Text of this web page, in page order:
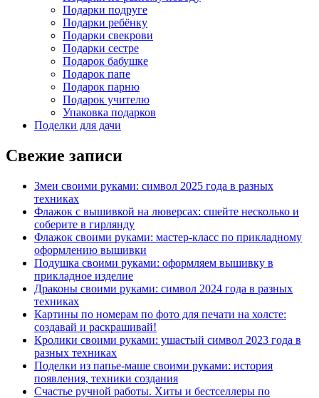
Подарки подруге
Подарки ребёнку
Подарки свекрови
Подарки сестре
Подарок бабушке
Подарок папе
Подарок парню
Подарок учителю
Упаковка подарков
Поделки для дачи
Свежие записи
Змеи своими руками: символ 2025 года в разных
техниках
Флажок с вышивкой на люверсах: сшейте несколько и
соберите в гирлянду
Флажок своими руками: мастер-класс по прикладному
оформлению вышивки
Подушка своими руками: оформляем вышивку в
прикладное изделие
Драконы своими руками: символ 2024 года в разных
техниках
Картины по номерам по фото для печати на холсте:
создавай и раскрашивай!
Кролики своими руками: ушастый символ 2023 года в
разных техниках
Поделки из папье-маше своими руками: история
появления, техники создания
Счастье ручной работы. Хиты и бестселлеры по